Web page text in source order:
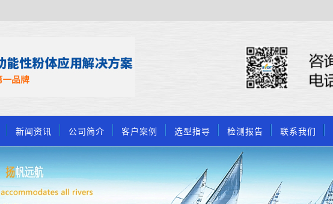
新闻资讯 公司简介 客户案例 选型指导 检测报告 联系我们